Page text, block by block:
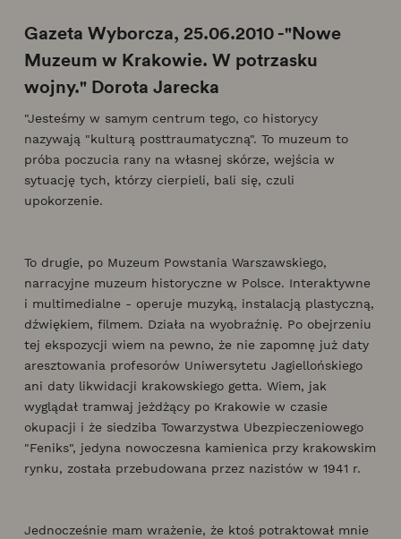
Gazeta Wyborcza, 25.06.2010 -"Nowe
Muzeum w Krakowie. W potrzasku
wojny." Dorota Jarecka
"Jesteśmy w samym centrum tego, co historycy
nazywają "kulturą posttraumatyczną". To muzeum to
próba poczucia rany na własnej skórze, wejścia w
sytuację tych, którzy cierpieli, bali się, czuli
upokorzenie.
To drugie, po Muzeum Powstania Warszawskiego,
narracyjne muzeum historyczne w Polsce. Interaktywne
i multimedialne - operuje muzyką, instalacją plastyczną,
dźwiękiem, filmem. Działa na wyobraźnię. Po obejrzeniu
tej ekspozycji wiem na pewno, że nie zapomnę już daty
aresztowania profesorów Uniwersytetu Jagiellońskiego
ani daty likwidacji krakowskiego getta. Wiem, jak
wyglądał tramwaj jeżdżący po Krakowie w czasie
okupacji i że siedziba Towarzystwa Ubezpieczeniowego
"Feniks", jedyna nowoczesna kamienica przy krakowskim
rynku, została przebudowana przez nazistów w 1941 r.
Jednocześnie mam wrażenie, że ktoś potraktował mnie